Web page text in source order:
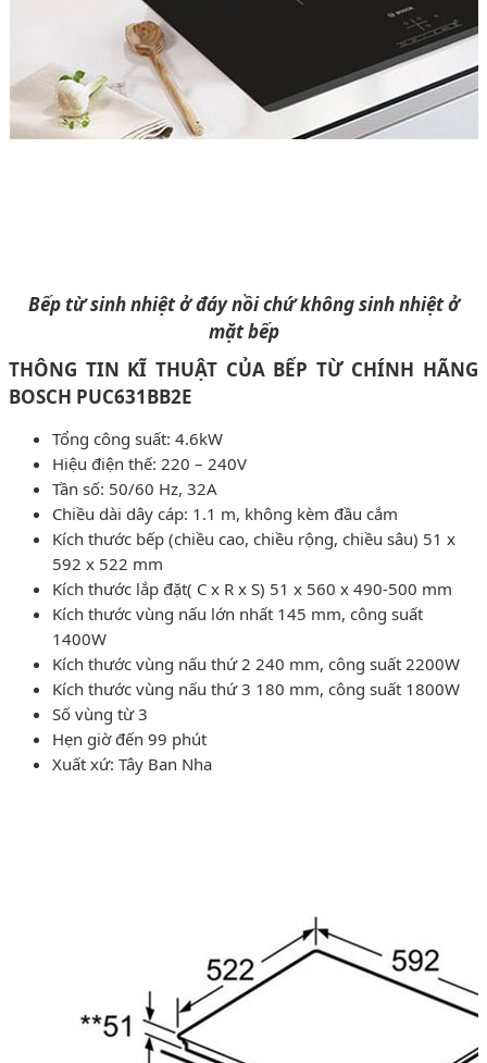
Bếp từ sinh nhiệt ở đáy nồi chứ không sinh nhiệt ở
mặt bếp
THÔNG TIN KĨ THUẬT CỦA BẾP TỪ CHÍNH HÃNG
BOSCH PUC631BB2E
Tổng công suất: 4.6kW
Hiệu điện thế: 220 – 240V
Tần số: 50/60 Hz, 32A
Chiều dài dây cáp: 1.1 m, không kèm đầu cắm
Kích thước bếp (chiều cao, chiều rộng, chiều sâu) 51 x
592 x 522 mm
Kích thước lắp đặt( C x R x S) 51 x 560 x 490-500 mm
Kích thước vùng nấu lớn nhất 145 mm, công suất
1400W
Kích thước vùng nấu thứ 2 240 mm, công suất 2200W
Kích thước vùng nấu thứ 3 180 mm, công suất 1800W
Số vùng từ 3
Hẹn giờ đến 99 phút
Xuất xứ: Tây Ban Nha